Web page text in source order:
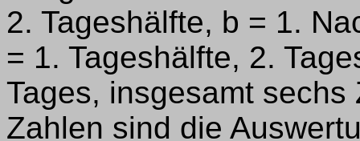
2. Tageshälfte, b = 1.
= 1. Tageshälfte, 2.
Tages, insgesamt
Zahlen sind die